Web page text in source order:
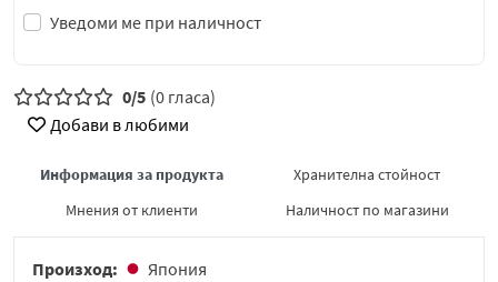
Уведоми ме при наличност
0/5 (0 гласа)
Добави в любими
Информация за продукта
Хранителна стойност
Мнения от клиенти
Наличност по магазини
Произход:
Япония